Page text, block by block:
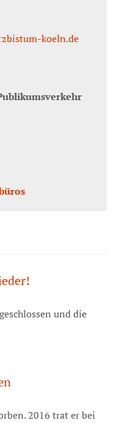
koeln.de
und die
2016 trat er bei